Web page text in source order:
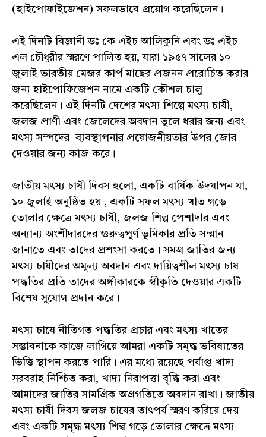
(হাইপোফাইজেশন) সফলভাবে প্রয়োগ করেছিলেন।
এই দিনটি বিজ্ঞানী ডঃ কে এইচ আলিকুনি এবং ডঃ এইচ
এল চৌধুরীর স্মরণে পালিত হয়, যারা ১৯৫৭ সালের ১০
জুলাই ভারতীয় মেজর কার্প মাছের প্রজনন প্ররোচিত করার
জন্য হাইপোফিজেশন নামে একটি কৌশল চালু
করেছিলেন। এই দিনটি দেশের মৎস্য শিল্পে মৎস্য চাষী,
জলজ প্রাণী এবং জেলেদের অবদান তুলে ধরার জন্য এবং
মৎস্য সম্পদের ব্যবস্থাপনার প্রয়োজনীয়তার উপর জোর
দেওয়ার জন্য কাজ করে।
জাতীয় মৎস্য চাষী দিবস হলো, একটি বার্ষিক উদযাপন যা,
১০ জুলাই অনুষ্ঠিত হয় , একটি সফল মৎস্য খাত গড়ে
তোলার ক্ষেত্রে মৎস্য চাষী, জলজ শিল্প পেশাদার এবং
অন্যান্য অংশীদারদের গুরুত্বপূর্ণ ভূমিকার প্রতি সম্মান
জানাতে এবং তাদের প্রশংসা করতে। সমগ্র জাতির জন্য
মৎস্য চাষীদের অমূল্য অবদান এবং দায়িত্বশীল মৎস্য চাষ
পদ্ধতির প্রতি তাদের অঙ্গীকারকে স্বীকৃতি দেওয়ার একটি
বিশেষ সুযোগ প্রদান করে।
মৎস্য চাষে নীতিগত পদ্ধতির প্রচার এবং মৎস্য খাতের
সম্ভাবনাকে কাজে লাগিয়ে আমরা একটি সমৃদ্ধ ভবিষ্যতের
ভিত্তি স্থাপন করতে পারি। এর মধ্যে রয়েছে পর্যাপ্ত খাদ্য
সরবরাহ নিশ্চিত করা, খাদ্য নিরাপত্তা বৃদ্ধি করা এবং
আমাদের জাতির সামগ্রিক অগ্রগতিতে অবদান রাখা। জাতীয়
মৎস্য চাষী দিবস জলজ চাষের তাৎপর্য স্মরণ করিয়ে দেয়
এবং একটি সমৃদ্ধ মৎস্য শিল্প গড়ে তোলার ক্ষেত্রে মৎস্য